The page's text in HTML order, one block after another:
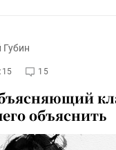
15
объяснить